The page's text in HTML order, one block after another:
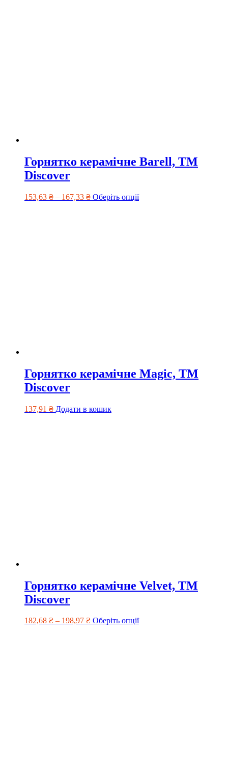
Горнятко керамічне Barell, ТМ
Discover
153,63 ₴ – 167,33 ₴ Оберіть опції
Горнятко керамічне Magic, ТМ
Discover
137,91 ₴ Додати в кошик
Горнятко керамічне Velvet, ТМ
Discover
182,68 ₴ – 198,97 ₴ Оберіть опції